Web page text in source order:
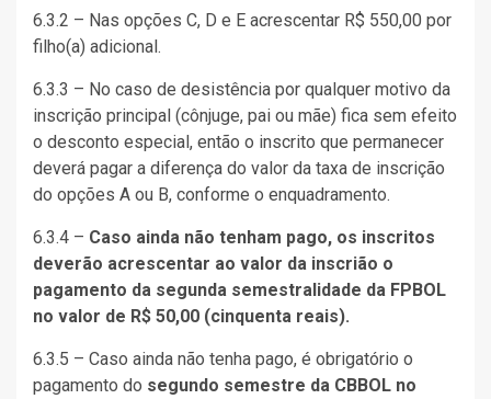
6.3.2 – Nas opções C, D e E acrescentar R$ 550,00 por
filho(a) adicional.
6.3.3 – No caso de desistência por qualquer motivo da
inscrição principal (cônjuge, pai ou mãe) fica sem efeito
o desconto especial, então o inscrito que permanecer
deverá pagar a diferença do valor da taxa de inscrição
do opções A ou B, conforme o enquadramento.
6.3.4 – Caso ainda não tenham pago, os inscritos
deverão acrescentar ao valor da inscrião o
pagamento da segunda semestralidade da FPBOL
no valor de R$ 50,00 (cinquenta reais).
6.3.5 – Caso ainda não tenha pago, é obrigatório o
pagamento do segundo semestre da CBBOL no